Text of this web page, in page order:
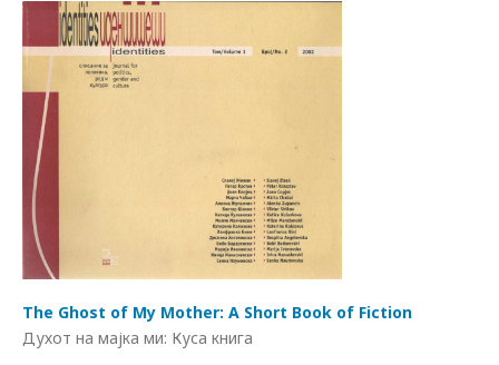
The Ghost of My Mother: A Short Book of Fiction
Духот на мајка ми: Куса книга